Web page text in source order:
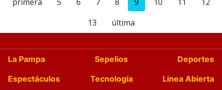
13
última
La Pampa Sepelios
Deportes
Espectáculos
Tecnología
Linea Abierta